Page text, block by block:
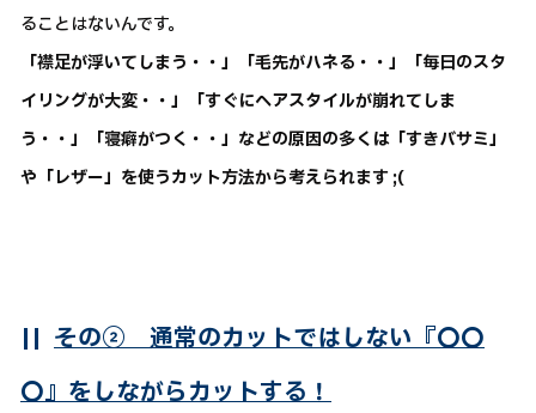
ることはないんです。
「襟足が浮いてしまう・・」「毛先がハネる・・」「毎日のスタ
イリングが大変・・」「すぐにヘアスタイルが崩れてしま
う・・」「寝癖がつく・・」などの原因の多くは「すきバサミ」
や「レザー」を使うカット方法から考えられます ;(
|| その② 通常のカットではしない『〇〇
〇』をしながらカットする！